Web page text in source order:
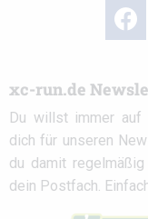
xc-run.de
Du willst immer auf
dich für unseren
du damit
dein Postfach.